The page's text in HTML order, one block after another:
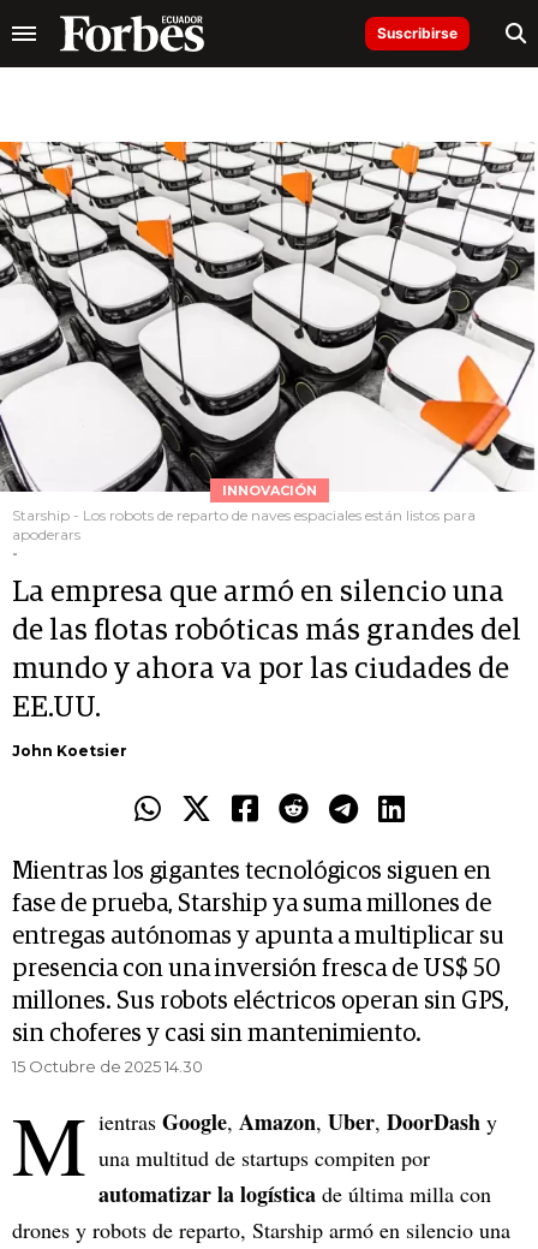
Suscribirse
INNOVACIÓN
Starship - Los robots de reparto de naves espaciales están listos para
apoderars
-
La empresa que armó en silencio una
de las flotas robóticas más grandes del
mundo y ahora va por las ciudades de
EE.UU.
John Koetsier
Mientras los gigantes tecnológicos siguen en
fase de prueba, Starship ya suma millones de
entregas autónomas y apunta a multiplicar su
presencia con una inversión fresca de US$ 50
millones. Sus robots eléctricos operan sin GPS,
sin choferes y casi sin mantenimiento.
15 Octubre de 2025 14.30
M ientras Google, Amazon, Uber, DoorDash y
una multitud de startups compiten por
automatizar la logística de última milla con
drones y robots de reparto, Starship armó en silencio una